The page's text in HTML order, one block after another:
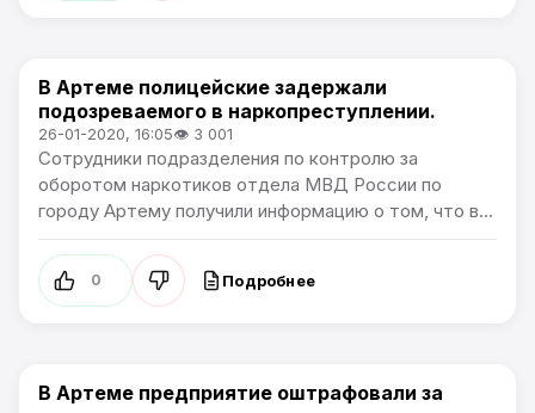
Происшествия
В Артеме полицейские задержали
подозреваемого в наркопреступлении.
26-01-2020, 16:05👁 3 001
Сотрудники подразделения по контролю за
оборотом наркотиков отдела МВД России по
городу Артему получили информацию о том, что в...
0 Подробнее
Происшествия
В Артеме предприятие оштрафовали за